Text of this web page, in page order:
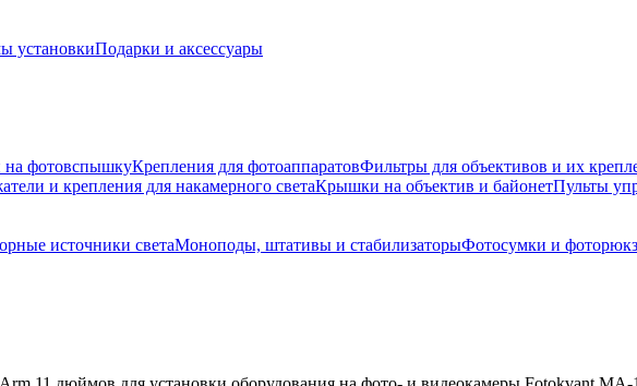
установкиПодарки и аксессуары
на фотовспышкуКрепления для фотоаппаратовФильтры для объективов и их
и крепления для накамерного светаКрышки на объектив и байонетПульты
источники светаМоноподы, штативы и стабилизаторыФотосумки и